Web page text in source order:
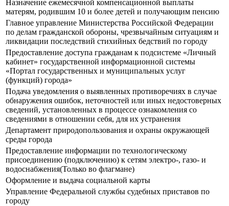
Назначение ежемесячной компенсационной выплаты
матерям, родившим 10 и более детей и получающим пенсию
Главное управление Министерства Российской Федерации
по делам гражданской обороны, чрезвычайным ситуациям и
ликвидации последствий стихийных бедствий по городу
Предоставление доступа гражданам к подсистеме «Личный
кабинет» государственной информационной системы
«Портал государственных и муниципальных услуг
(функций) города»
Подача уведомления о выявленных противоречиях в случае
обнаружения ошибок, неточностей или иных недостоверных
сведений, установленных в процессе ознакомления со
сведениями в отношении себя, для их устранения
Департамент природопользования и охраны окружающей
среды города
Предоставление информации по технологическому
присоединению (подключению) к сетям электро-, газо- и
водоснабжения(Только во флагмане)
Оформление и выдача социальной карты
Управление Федеральной службы судебных приставов по
городу